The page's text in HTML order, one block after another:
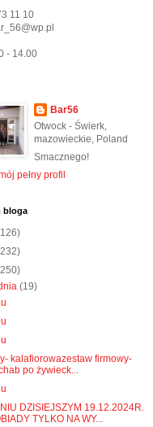
11 10
- 14.00
Bar56
Otwock - Świerk,
mazowieckie, Poland
Smacznego!
pełny profil
bloga
(19)
kalafiorowazestaw firmowy-
po żywieck...
DZISIEJSZYM 19.12.2024R.
TYLKO NA WY...